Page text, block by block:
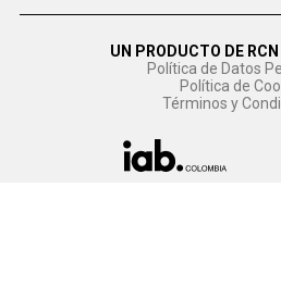
UN PRODUCTO DE
Política de Datos
Política de
Términos y